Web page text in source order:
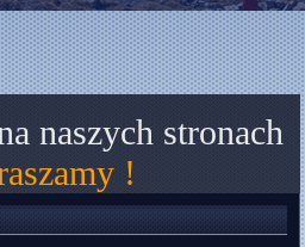
naszych stronach
!